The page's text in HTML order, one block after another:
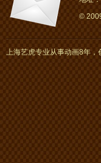
©
上海艺虎专业从事动画8年